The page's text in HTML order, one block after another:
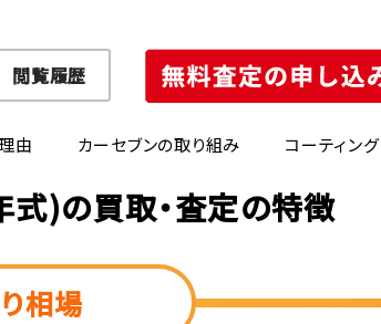
由 カーセブンの取り組み コーティング
閲覧履歴
)の買取・査定の特徴
相場